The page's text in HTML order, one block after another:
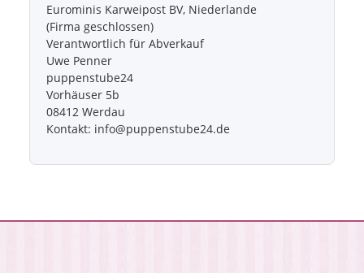
Eurominis Karweipost BV, Niederlande
(Firma geschlossen)
Verantwortlich für Abverkauf
Uwe Penner
puppenstube24
Vorhäuser 5b
08412 Werdau
Kontakt: info@puppenstube24.de